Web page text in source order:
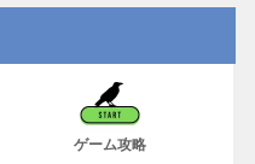
ゲーム攻略